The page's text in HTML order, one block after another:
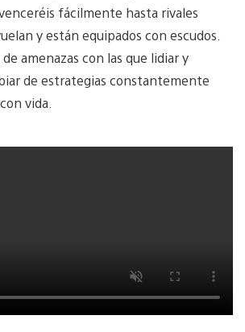
fácilmente hasta rivales
y están equipados con escudos.
amenazas con las que lidiar y
de estrategias constantemente
vida.